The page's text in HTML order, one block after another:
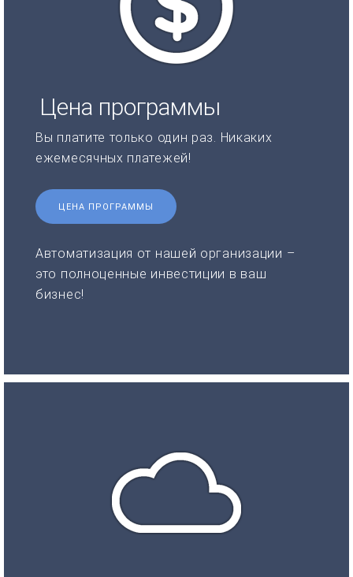
Цена программы
Вы платите только один раз. Никаких
ежемесячных платежей!
ЦЕНА ПРОГРАММЫ
Автоматизация от нашей организации –
это полноценные инвестиции в ваш
бизнес!